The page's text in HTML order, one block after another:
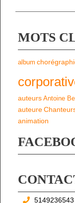
MOTS
album
auteurs Antoine
auteure
animation
5149236543